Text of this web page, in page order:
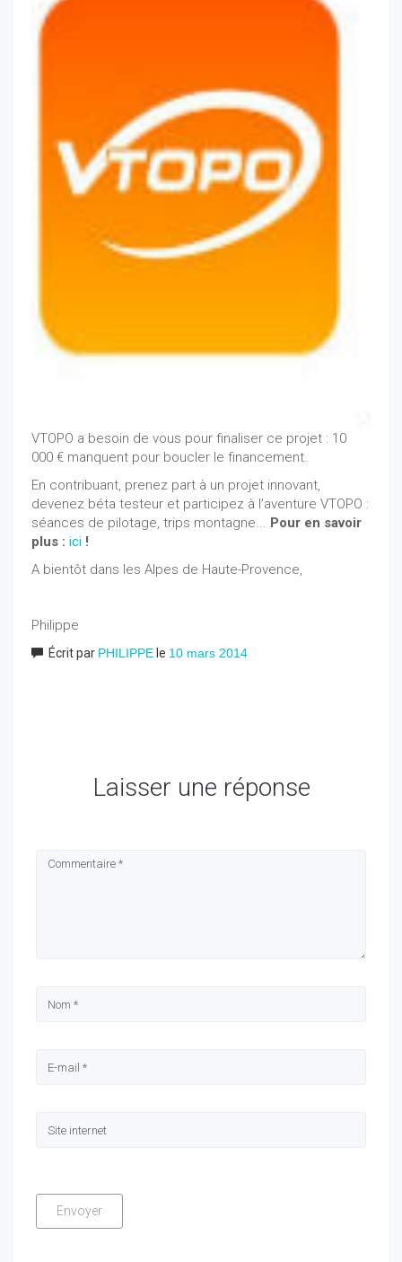
VTOPO a besoin de vous pour finaliser ce projet : 10
000 € manquent pour boucler le financement.
En contribuant, prenez part à un projet innovant,
devenez béta testeur et participez à l’aventure VTOPO :
séances de pilotage, trips montagne... Pour en savoir
plus : ici !
A bientôt dans les Alpes de Haute-Provence,
Philippe
Écrit par PHILIPPE le 10 mars 2014
Laisser une réponse